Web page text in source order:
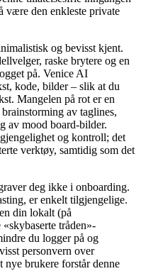
være den enkleste private
og bevisst kjent.
raske brytere og en
på. Venice AI
kode, bilder – slik at du
Mangelen på rot er en
av taglines,
av mood board-bilder.
og kontroll; det
verktøy, samtidig som det
deg ikke i onboarding.
er enkelt tilgjengelige.
din lokalt (på
tråden»-
du logger på og
personvern over
nye brukere forstår denne